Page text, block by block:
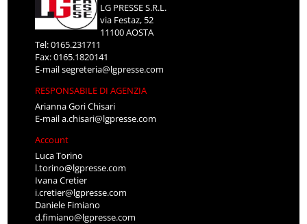
LG PRESSE S.R.L.
via Festaz, 52
11100 AOSTA
Tel: 0165.231711
Fax: 0165.1820141
E-mailsegreteria@lgpresse.com
RESPONSABILE DI AGENZIA
Arianna Gori Chisari
E-maila.chisari@lgpresse.com
Account
Luca Torino
l.torino@lgpresse.com
Ivana Cretier
i.cretier@lgpresse.com
Daniele Fimiano
d.fimiano@lgpresse.com